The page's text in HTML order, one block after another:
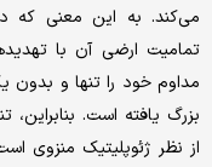
می‌کند. به این معنی که
تمامیت ارضی آن با
مداوم خود را تنها و
بزرگ یافته است.
از نظر ژئوپلیتیک منزوی